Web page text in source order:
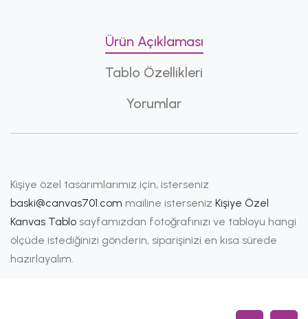
Ürün Açıklaması
Tablo Özellikleri
Yorumlar
Kişiye özel tasarımlarımız için, isterseniz
baski@canvas701.com mailine isterseniz Kişiye Özel
Kanvas Tablo sayfamızdan fotoğrafınızı ve tabloyu hangi
ölçüde istediğinizi gönderin, siparişinizi en kısa sürede
hazırlayalım.